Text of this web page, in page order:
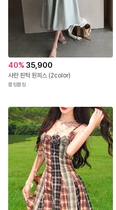
40% 35,900
샤란 핀턱 원피스 (2color)
블링블링